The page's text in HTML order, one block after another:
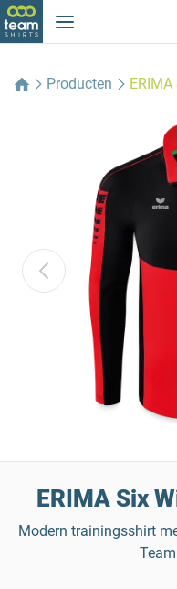
Producten
ERIMA Six
Modern trainingsshirt